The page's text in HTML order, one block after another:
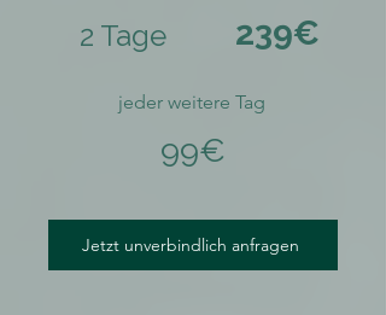
2 Tage 239€
jeder weitere Tag
99€
Jetzt unverbindlich anfragen